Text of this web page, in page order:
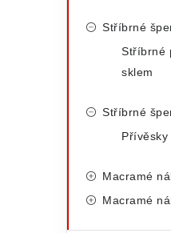
Stříbrné
Stříbrné
sklem
Stříbrné
Macramé
Macramé